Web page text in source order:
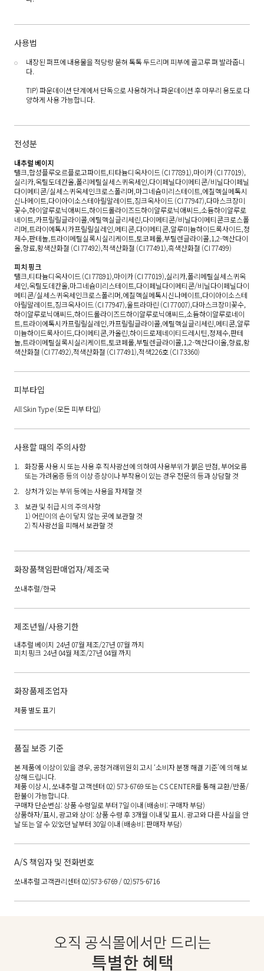
사용법
내장된 퍼프에 내용물을 적당량 묻혀 톡톡 두드리며 피부에 골고루 펴 발라줍니
다.
TIP) 파운데이션 단계에서 단독으로 사용하거나 파운데이션 후 마무리 용도로 다
양하게 사용 가능합니다.
전성분
내추럴 베이지
탤크,합성플루오르플로고파이트,티타늄디옥사이드 (CI 77891),마이카 (CI 77019),
실리카,옥틸도데칸올,폴리메틸실세스퀴옥세인,다이페닐다이메티콘/비닐다이페닐
다이메티콘/실세스퀴옥세인크로스폴리머,마그네슘미리스테이트,에칠헥실메톡시
신나메이트,다이아이소스테아릴말레이트,징크옥사이드 (CI 77947),다마스크장미
꽃수,하이알루로닉애씨드,하이드롤라이즈드하이알루로닉애씨드,소듐하이알루로
네이트,카프릴릴글라이콜,에틸헥실글리세린,다이메티콘/비닐다이메티콘크로스폴
리머,트라이에톡시카프릴릴실레인,메티콘,다이메티콘,알루미늄하이드록사이드,정
제수,판테놀,트라이메틸실록시실리케이트,토코페롤,부틸렌글라이콜,1,2-헥산다이
올,향료,황색산화철 (CI 77492),적색산화철 (CI 77491),흑색산화철 (CI 77499)
피치 핑크
탤크,티타늄디옥사이드 (CI 77891),마이카 (CI 77019),실리카,폴리메틸실세스퀴옥
세인,옥틸도데칸올,마그네슘미리스테이트,다이페닐다이메티콘/비닐다이페닐다이
메티콘/실세스퀴옥세인크로스폴리머,에칠헥실메톡시신나메이트,다이아이소스테
아릴말레이트,징크옥사이드 (CI 77947),울트라마린 (CI 77007),다마스크장미꽃수,
하이알루로닉애씨드,하이드롤라이즈드하이알루로닉애씨드,소듐하이알루로네이
트,트라이에톡시카프릴릴실레인,카프릴릴글라이콜,에틸헥실글리세린,메티콘,알루
미늄하이드록사이드,다이메티콘,카올린,하이드로제네이티드레시틴,정제수,판테
놀,트라이메틸실록시실리케이트,토코페롤,부틸렌글라이콜,1,2-헥산다이올,향료,황
색산화철 (CI 77492),적색산화철 (CI 77491),적색226호 (CI 73360)
피부타입
All Skin Type(모든 피부 타입)
사용할 때의 주의사항
화장품 사용 시 또는 사용 후 직사광선에 의하여 사용부위가 붉은 반점, 부어오름
또는 가려움증 등의 이상 증상이나 부작용이 있는 경우 전문의 등과 상담할 것
상처가 있는 부위 등에는 사용을 자제할 것
보관 및 취급 시의 주의사항
1) 어린이의 손이 닿지 않는 곳에 보관할 것
2) 직사광선을 피해서 보관할 것
화장품책임판매업자/제조국
쏘내추럴/한국
제조년월/사용기한
내추럴 베이지 24년 07월 제조/27년 07월 까지
피치 핑크 24년 04월 제조/27년 04월 까지
화장품제조업자
제품 별도 표기
품질 보증 기준
본 제품에 이상이 있을 경우, 공정거래위원회 고시 ‘소비자 분쟁 해결 기준’에 의해 보
상해 드립니다.
제품 이상 시, 쏘내추럴 고객센터 02) 573-6769 또는 CS CENTER를 통해 교환/반품/
환불이 가능합니다.
구매자 단순변심: 상품 수령일로 부터 7일 이내 (배송비: 구매자 부담)
상품하자/표시, 광고와 상이: 상품 수령 후 3개월 이내 및 표시. 광고와 다른 사실을 안
날 또는 알 수 있었던 날부터 30일 이내 (배송비: 판매자 부담)
A/S 책임자 및 전화번호
쏘내추럴 고객관리센터 02)573-6769 / 02)575-6716